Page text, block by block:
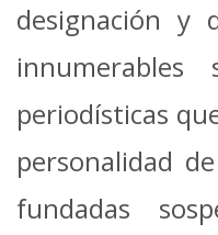
designación y
periodísticas
personalidad
fundadas